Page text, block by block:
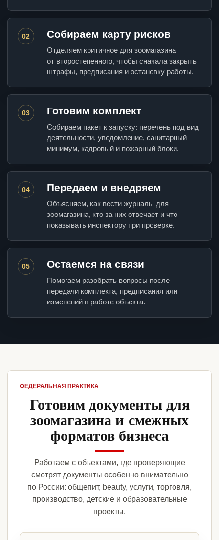
02 Собираем карту рисков
Отделяем критичное для зоомагазина
от второстепенного, чтобы сначала закрыть
штрафы, предписания и остановку работы.
03 Готовим комплект
Собираем пакет к запуску: перечень под вид
деятельности, уведомление, санитарный
минимум, кадровый и пожарный блоки.
04 Передаем и внедряем
Объясняем, как вести журналы для
зоомагазина, кто за них отвечает и что
показывать инспектору при проверке.
05 Остаемся на связи
Помогаем разобрать вопросы после
передачи комплекта, предписания или
изменений в работе объекта.
ФЕДЕРАЛЬНАЯ ПРАКТИКА
Готовим документы для
зоомагазина и смежных
форматов бизнеса
Работаем с объектами, где проверяющие
смотрят документы особенно внимательно
по России: общепит, beauty, услуги, торговля,
производство, детские и образовательные
проекты.